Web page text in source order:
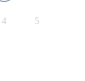
4 5